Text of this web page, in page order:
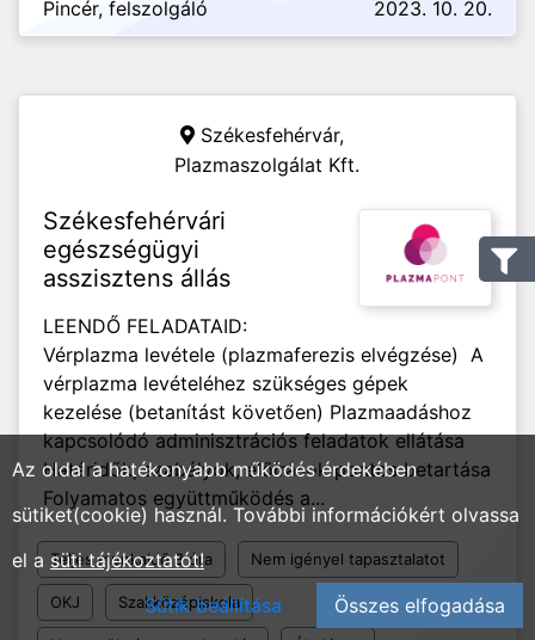
Pincér, felszolgáló 2023. 10. 20.
Székesfehérvár,
Plazmaszolgálat Kft.
Székesfehérvári
egészségügyi
asszisztens állás
LEENDŐ FELADATAID:
Vérplazma levétele (plazmaferezis elvégzése) A
vérplazma levételéhez szükséges gépek
kezelése (betanítást követően) Plazmaadáshoz
kapcsolódó adminisztrációs feladatok ellátása
Határidők, szabályok, előírások pontos betartása
Folyamatos együttműködés a...
Teljes munkaidő 8 óra Nem igényel tapasztalatot
OKJ Szakközépiskola
Az oldal a hatékonyabb működés érdekében
sütiket(cookie) használ. További információkért olvassa
el a süti tájékoztatót!
Sütik beállítása
Összes elfogadása